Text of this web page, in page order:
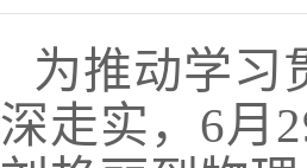
为推动学习
深走实， 6月